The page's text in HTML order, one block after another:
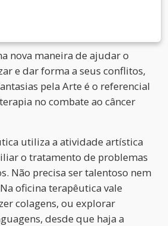
nova maneira de ajudar o
e dar forma a seus conflitos,
pela Arte é o referencial
no combate ao câncer
utiliza a atividade artística
o tratamento de problemas
Não precisa ser talentoso nem
oficina terapêutica vale
colagens, ou explorar
desde que haja a